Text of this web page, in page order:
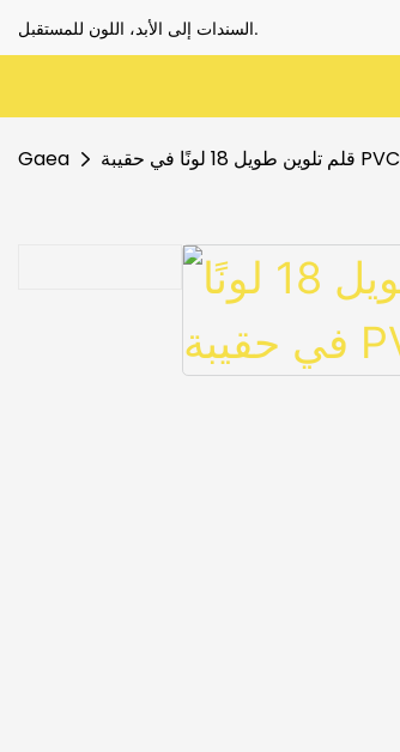
السندات إلى الأبد، اللون للمستقبل.
Gaea قلم تلوين طويل 18 لونًا في حقيبة PVC